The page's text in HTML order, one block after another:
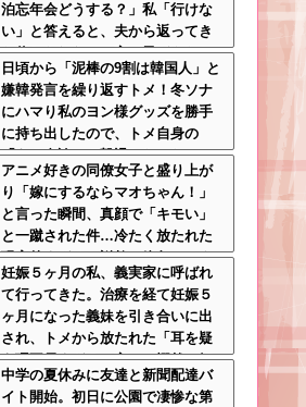
泊忘年会どうする？」私「行けな
い」と答えると、夫から返ってき
た信じられない一言←子どもたち
の方が何倍も常識的で泣ける
日頃から「泥棒の9割は韓国人」と
嫌韓発言を繰り返すトメ！冬ソナ
にハマり私のヨン様グッズを勝手
に持ち出したので、トメ自身の
「あの自論」で撃退したったｗｗ
←矛盾だらけのトメにブーメラン
刺さりまくり
アニメ好きの同僚女子と盛り上が
り「嫁にするならマオちゃん！」
と言った瞬間、真顔で「キモい」
と一蹴された件…冷たく放たれた
現実的すぎるお説教に絶句←オタ
クのノリをリアルで出すとそうな
る
妊娠５ヶ月の私、義実家に呼ばれ
て行ってきた。治療を経て妊娠５
ヶ月になった義妹を引き合いに出
され、トメから放たれた「耳を疑
う理不尽すぎる一言」に愕然←妊
娠時期の操作とか超能力者かよ
中学の夏休みに友達と新聞配達バ
イト開始。初日に公園で凄惨な第